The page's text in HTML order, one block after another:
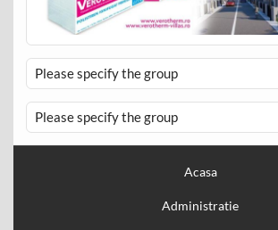
Please specify the group
Please specify the group
Acasa
Administratie